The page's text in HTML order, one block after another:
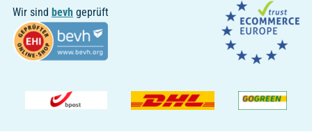
Wir sind bevh geprüft